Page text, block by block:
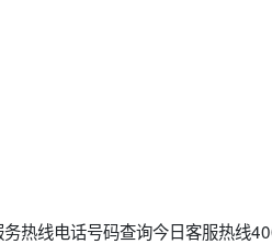
热线电话号码查询今日客服热线